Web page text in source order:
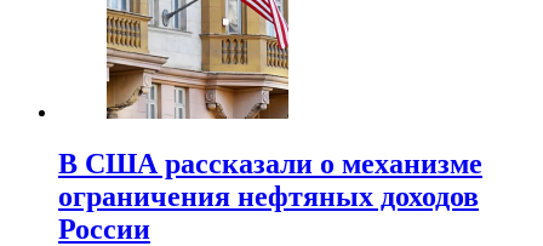
В США рассказали о механизме
ограничения нефтяных доходов
России